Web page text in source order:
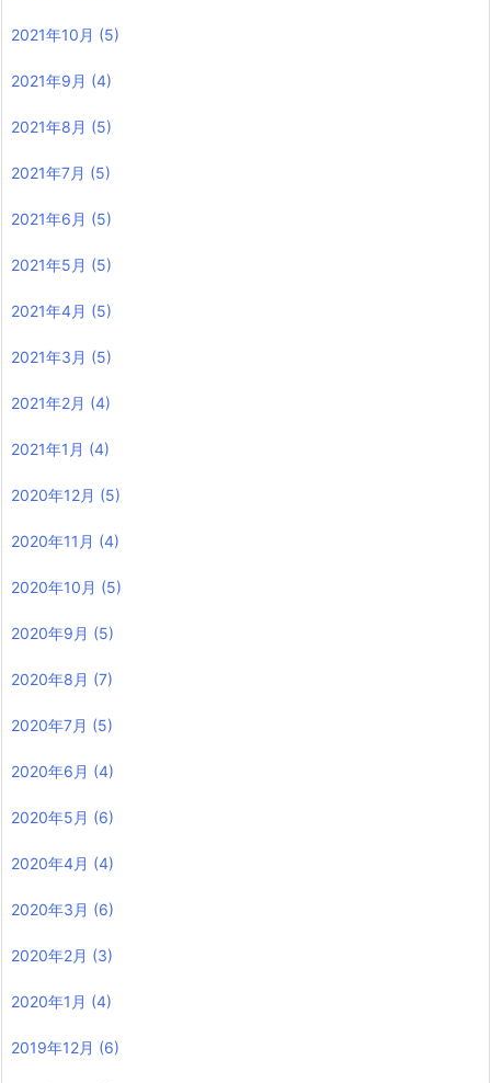
2021年10月 (5)
2021年9月 (4)
2021年8月 (5)
2021年7月 (5)
2021年6月 (5)
2021年5月 (5)
2021年4月 (5)
2021年3月 (5)
2021年2月 (4)
2021年1月 (4)
2020年12月 (5)
2020年11月 (4)
2020年10月 (5)
2020年9月 (5)
2020年8月 (7)
2020年7月 (5)
2020年6月 (4)
2020年5月 (6)
2020年4月 (4)
2020年3月 (6)
2020年2月 (3)
2020年1月 (4)
2019年12月 (6)